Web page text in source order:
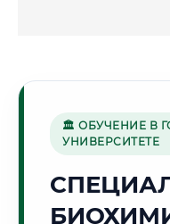
Г.
🏛 ОБУЧЕНИЕ В
УНИВЕРСИТЕТЕ